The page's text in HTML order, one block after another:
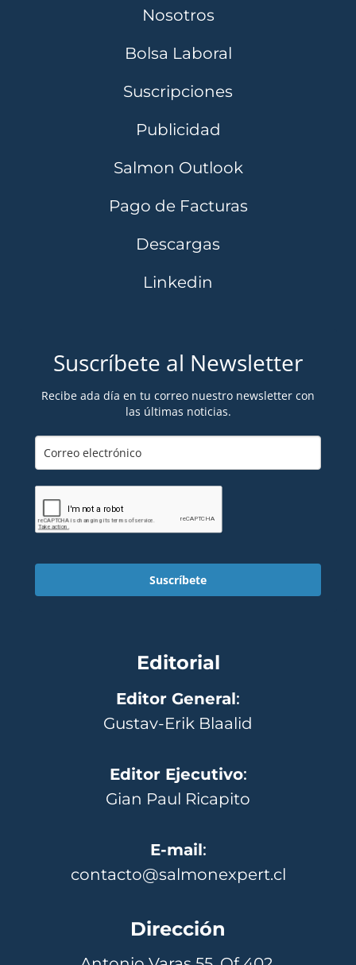
Nosotros
Bolsa Laboral
Suscripciones
Publicidad
Salmon Outlook
Pago de Facturas
Descargas
Linkedin
Suscríbete al Newsletter
Recibe ada día en tu correo nuestro newsletter con
las últimas noticias.
Suscríbete
Editorial
Editor General:
Gustav-Erik Blaalid
Editor Ejecutivo:
Gian Paul Ricapito
E-mail:
contacto@salmonexpert.cl
Dirección